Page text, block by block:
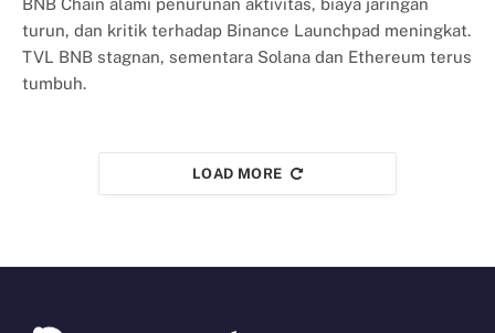
turun, dan kritik terhadap Binance Launchpad meningkat.
TVL BNB stagnan, sementara Solana dan Ethereum terus
tumbuh.
LOAD MORE